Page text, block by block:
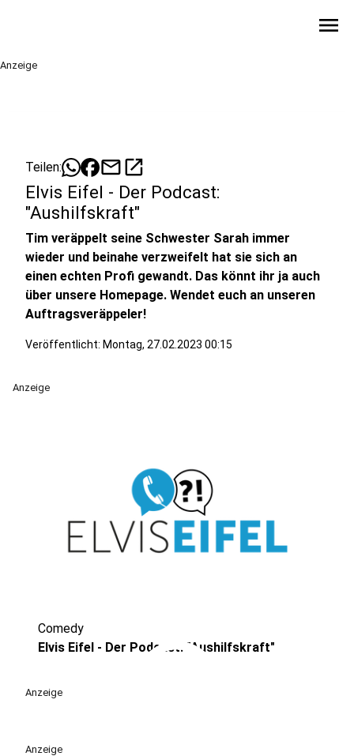
menu
Anzeige
Teilen: mailopen_in_new
Elvis Eifel - Der Podcast:
"Aushilfskraft"
Tim veräppelt seine Schwester Sarah immer
wieder und beinahe verzweifelt hat sie sich an
einen echten Profi gewandt. Das könnt ihr ja auch
über unsere Homepage. Wendet euch an unseren
Auftragsveräppeler!
Veröffentlicht: Montag, 27.02.2023 00:15
Anzeige
play_circle
Comedy
Elvis Eifel - Der Podcast: "Aushilfskraft"
Anzeige
Anzeige